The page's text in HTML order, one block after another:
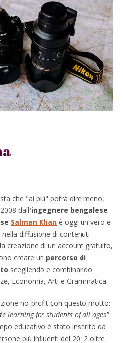
che "ai più" potrà dire meno,
dall'ingegnere bengalese
Salman Khan è oggi un vero e
diffusione di contenuti
creazione di un account gratuito,
creare un percorso di
scegliendo e combinando
Economia, Arti e Grammatica.
no-profit con questo motto:
learning for students of all ages"
educativo è stato inserito da
più influenti del 2012 oltre